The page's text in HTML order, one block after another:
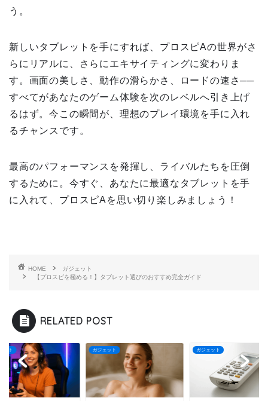
う。
新しいタブレットを手にすれば、プロスピAの世界がさ
らにリアルに、さらにエキサイティングに変わりま
す。画面の美しさ、動作の滑らかさ、ロードの速さ──
すべてがあなたのゲーム体験を次のレベルへ引き上げ
るはず。今この瞬間が、理想のプレイ環境を手に入れ
るチャンスです。
最高のパフォーマンスを発揮し、ライバルたちを圧倒
するために。今すぐ、あなたに最適なタブレットを手
に入れて、プロスピAを思い切り楽しみましょう！
HOME
ガジェット
【プロスピを極める！】タブレット選びのおすすめ完全ガイド
RELATED POST
ット ガジェット ガジェット